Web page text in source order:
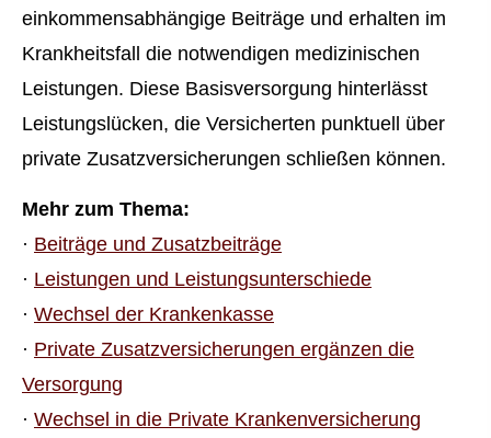
einkommensabhängige Beiträge und erhalten im
Krankheitsfall die notwendigen medizinischen
Leistungen. Diese Basisversorgung hinterlässt
Leistungslücken, die Versicherten punktuell über
private Zusatzversicherungen schließen können.
Mehr zum Thema:
· Beiträge und Zusatzbeiträge
· Leistungen und Leistungsunterschiede
· Wechsel der Krankenkasse
· Private Zusatzversicherungen ergänzen die
Versorgung
· Wechsel in die Private Kranken­ver­si­che­rung